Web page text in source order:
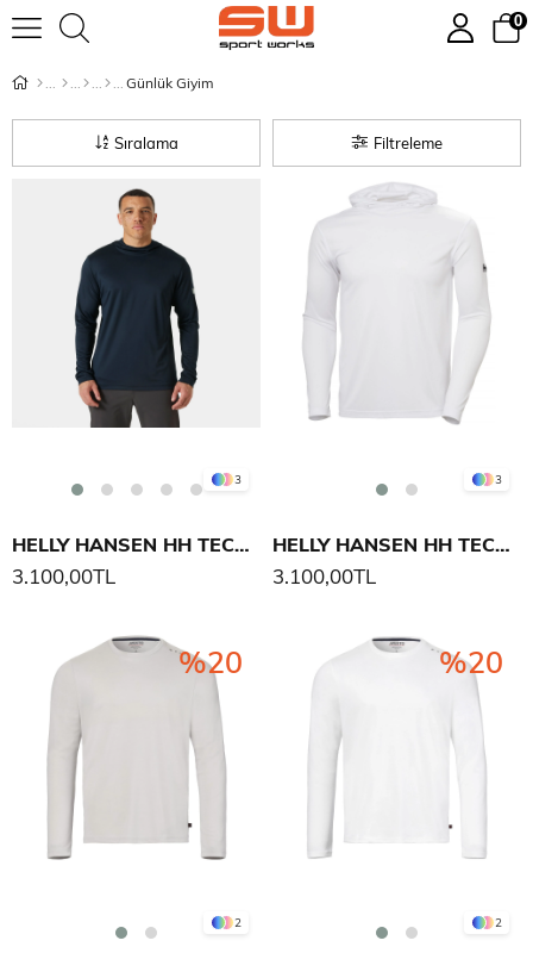
0
Günlük Giyim
Filtreleme
Sıralama
3
HELLY HANSEN HH TECH UV KAPÜŞONLU SWEATSHIRT
3.100,00TL
3
HELLY HANSEN HH TECH UV KAPÜŞONLU SWEATSHIRT
3.100,00TL
2
%20
2
%20